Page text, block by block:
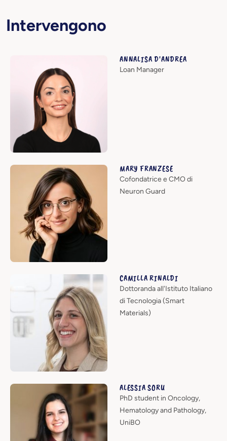
Intervengono
ANNALISA D'ANDREA
Loan Manager
MARY FRANZESE
Cofondatrice e CMO di
Neuron Guard
CAMILLA RINALDI
Dottoranda all'Istituto Italiano
di Tecnologia (Smart
Materials)
ALESSIA SORU
PhD student in Oncology,
Hematology and Pathology,
UniBO